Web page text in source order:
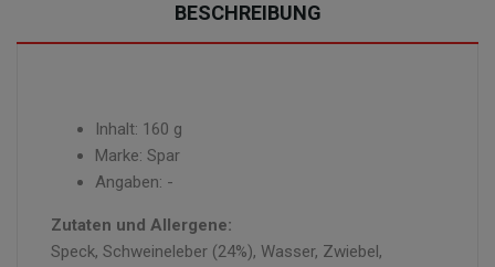
BESCHREIBUNG
Inhalt: 160 g
Marke: Spar
Angaben: -
Zutaten und Allergene:
Speck, Schweineleber (24%), Wasser, Zwiebel,